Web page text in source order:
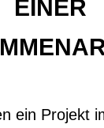
EINER
ein Projekt